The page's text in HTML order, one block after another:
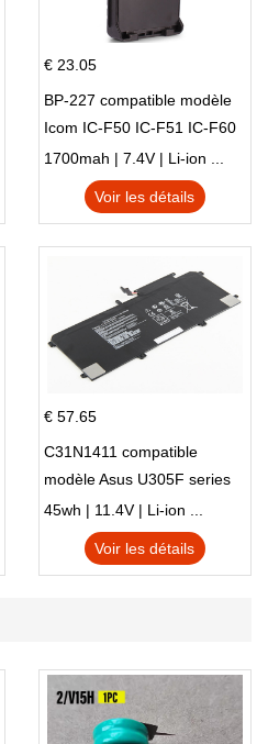
€ 23.05
BP-227 compatible modèle
Icom IC-F50 IC-F51 IC-F60
IC-F61 IC-M87
1700mah | 7.4V | Li-ion ...
Voir les détails
€ 57.65
C31N1411 compatible
modèle Asus U305F series
45wh | 11.4V | Li-ion ...
Voir les détails